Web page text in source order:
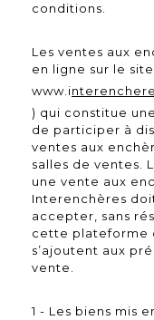
conditions.
Les ventes aux
en ligne sur le
www.i
) qui constitue
de participer à
ventes aux
salles de ventes.
une vente aux
Interenchères
accepter, sans
cette plateforme
s’ajoutent aux
vente.
1 - Les biens mis